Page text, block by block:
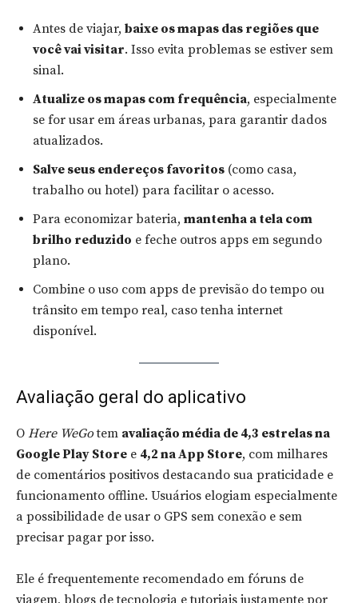
Antes de viajar, baixe os mapas das regiões que
você vai visitar. Isso evita problemas se estiver sem
sinal.
Atualize os mapas com frequência, especialmente
se for usar em áreas urbanas, para garantir dados
atualizados.
Salve seus endereços favoritos (como casa,
trabalho ou hotel) para facilitar o acesso.
Para economizar bateria, mantenha a tela com
brilho reduzido e feche outros apps em segundo
plano.
Combine o uso com apps de previsão do tempo ou
trânsito em tempo real, caso tenha internet
disponível.
Avaliação geral do aplicativo
O Here WeGotem avaliação média de 4,3 estrelas na
Google Play Store e 4,2 na App Store, com milhares
de comentários positivos destacando sua praticidade e
funcionamento offline. Usuários elogiam especialmente
a possibilidade de usar o GPS sem conexão e sem
precisar pagar por isso.
Ele é frequentemente recomendado em fóruns de